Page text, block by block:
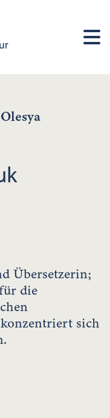
Olesya
Übersetzerin;
die
sich